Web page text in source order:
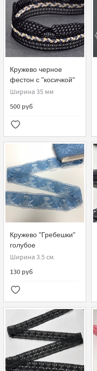
Кружево черное
фестон с "косичкой"
деним
Ширина 35 мм
500 руб
Кружево "Гребешки"
голубое
Ширина 3.5 см.
130 руб